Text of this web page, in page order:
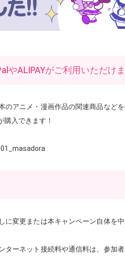
やALIPAYがご利用いただけま
のアニメ・漫画作品の関連商品など
購入できます！
に変更または本キャンペーン自体を中
ターネット接続料や通信料は、参加